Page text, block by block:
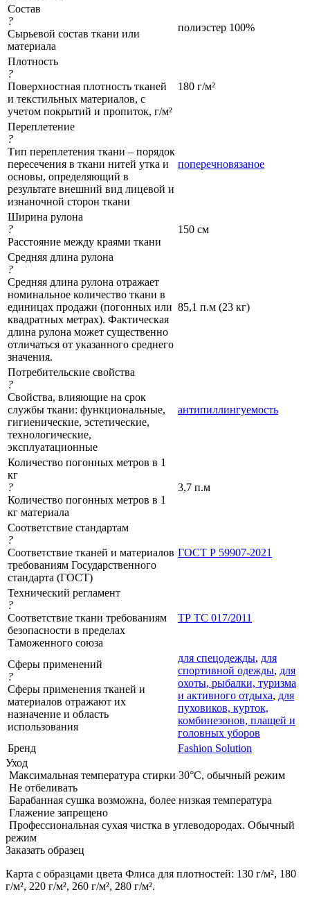
Состав
?
Сырьевой состав ткани или
материала
полиэстер 100%
Плотность
?
Поверхностная плотность тканей
и текстильных материалов, с
учетом покрытий и пропиток, г/м²
180 г/м²
Переплетение
?
Тип переплетения ткани – порядок
пересечения в ткани нитей утка и
основы, определяющий в
результате внешний вид лицевой и
изнаночной сторон ткани
поперечновязаное
Ширина рулона
?
Расстояние между краями ткани
150 см
Средняя длина рулона
?
Средняя длина рулона отражает
номинальное количество ткани в
единицах продажи (погонных или
квадратных метрах). Фактическая
длина рулона может существенно
отличаться от указанного среднего
значения.
85,1 п.м (23 кг)
Потребительские свойства
?
Свойства, влияющие на срок
службы ткани: функциональные,
гигиенические, эстетические,
технологические,
эксплуатационные
антипиллингуемость
Количество погонных метров в 1
кг
?
Количество погонных метров в 1
кг материала
3,7 п.м
Соответствие стандартам
?
Соответствие тканей и материалов
требованиям Государственного
стандарта (ГОСТ)
ГОСТ Р 59907-2021
Технический регламент
?
Соответствие ткани требованиям
безопасности в пределах
Таможенного союза
ТР ТС 017/2011
Сферы применений
?
Сферы применения тканей и
материалов отражают их
назначение и область
использования
для спецодежды, для
спортивной одежды, для
охоты, рыбалки, туризма
и активного отдыха, для
пуховиков, курток,
комбинезонов, плащей и
головных уборов
Бренд
Fashion Solution
Уход
Максимальная температура стирки 30°C, обычный режим
Не отбеливать
Барабанная сушка возможна, более низкая температура
Глажение запрещено
Профессиональная сухая чистка в углеводородах. Обычный
режим
Заказать образец
Карта с образцами цвета Флиса для плотностей: 130 г/м², 180
г/м², 220 г/м², 260 г/м², 280 г/м².